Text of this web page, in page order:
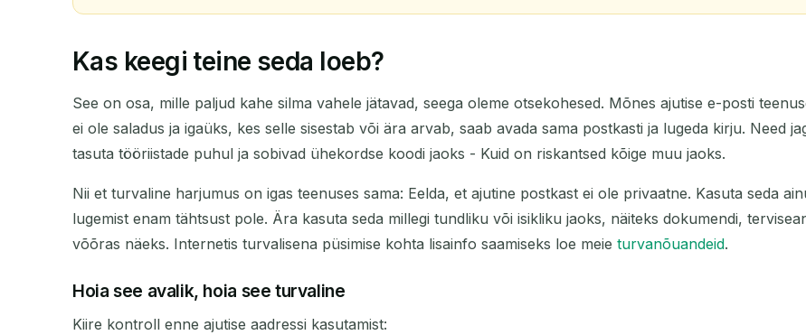
Kas keegi teine seda loeb?
See on osa, mille paljud kahe silma vahele jätavad, seega oleme otsekohesed. Mõnes ajutise e-posti
ei ole saladus ja igaüks, kes selle sisestab või ära arvab, saab avada sama postkasti ja lugeda kirju. Need
tasuta tööriistade puhul ja sobivad ühekordse koodi jaoks - Kuid on riskantsed kõige muu jaoks.
Nii et turvaline harjumus on igas teenuses sama: Eelda, et ajutine postkast ei ole privaatne. Kasuta seda
lugemist enam tähtsust pole. Ära kasuta seda millegi tundliku või isikliku jaoks, näiteks dokumendi,
võõras näeks. Internetis turvalisena püsimise kohta lisainfo saamiseks loe meie turvanõuandeid.
Hoia see avalik, hoia see turvaline
Kiire kontroll enne ajutise aadressi kasutamist: